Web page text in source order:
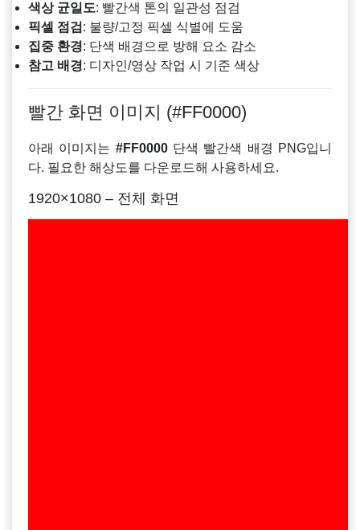
색상 균일도: 빨간색 톤의 일관성 점검
픽셀 점검 : 불량/고정 픽셀 식별에 도움
집중 환경: 단색 배경으로 방해 요소 감소
참고 배경: 디자인/영상 작업 시 기준 색상
빨간 화면 이미지 (#FF0000)
아래 이미지는 #FF0000단색 빨간색 배경 PNG입니
다. 필요한 해상도를 다운로드해 사용하세요.
1920×1080 – 전체 화면